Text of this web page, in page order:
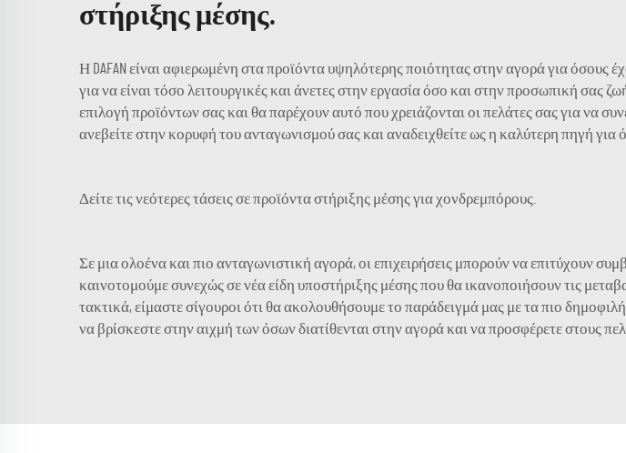
στήριξης μέσης.
Η DAFAN είναι αφιερωμένη στα προϊόντα υψηλότερης ποιότητας στην αγορά για όσους
για να είναι τόσο λειτουργικές και άνετες στην εργασία όσο και στην προσωπική
επιλογή προϊόντων σας και θα παρέχουν αυτό που χρειάζονται οι πελάτες σας για να
ανεβείτε στην κορυφή του ανταγωνισμού σας και αναδειχθείτε ως η καλύτερη πηγή για
Δείτε τις νεότερες τάσεις σε προϊόντα στήριξης μέσης για χονδρεμπόρους.
Σε μια ολοένα και πιο ανταγωνιστική αγορά, οι επιχειρήσεις μπορούν να επιτύχουν
καινοτομούμε συνεχώς σε νέα είδη υποστήριξης μέσης που θα ικανοποιήσουν τις
τακτικά, είμαστε σίγουροι ότι θα ακολουθήσουμε το παράδειγμά μας με τα πιο
να βρίσκεστε στην αιχμή των όσων διατίθενται στην αγορά και να προσφέρετε στους